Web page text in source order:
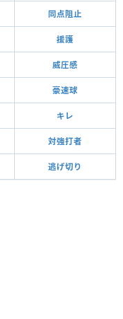
同点阻止
援護
威圧感
豪速球
キレ
対強打者
逃げ切り